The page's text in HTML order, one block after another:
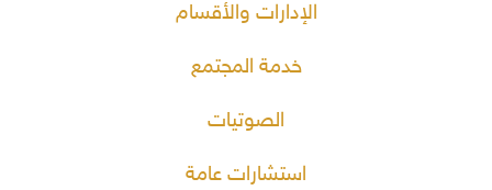
الإدارات والأقسام
خدمة المجتمع
الصوتيات
استشارات عامة